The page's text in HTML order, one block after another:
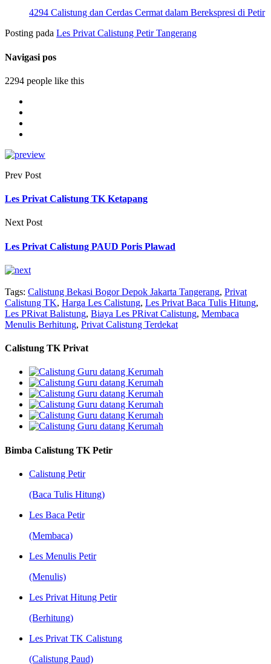
4294 Calistung dan Cerdas Cermat dalam Berekspresi di Petir
Posting pada Les Privat Calistung Petir Tangerang
Navigasi pos
2294 people like this
Prev Post
Les Privat Calistung TK Ketapang
Next Post
Les Privat Calistung PAUD Poris Plawad
Tags: Calistung Bekasi Bogor Depok Jakarta Tangerang, Privat
Calistung TK, Harga Les Calistung, Les Privat Baca Tulis Hitung,
Les PRivat Balistung, Biaya Les PRivat Calistung, Membaca
Menulis Berhitung, Privat Calistung Terdekat
Calistung TK Privat
Bimba Calistung TK Petir
Calistung Petir
(Baca Tulis Hitung)
Les Baca Petir
(Membaca)
Les Menulis Petir
(Menulis)
Les Privat Hitung Petir
(Berhitung)
Les Privat TK Calistung
(Calistung Paud)